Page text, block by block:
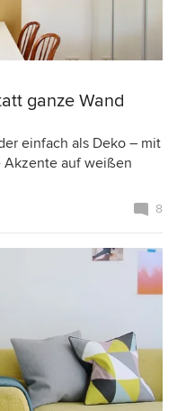
ganze Wand
einfach als Deko – mit
Akzente auf weißen
8